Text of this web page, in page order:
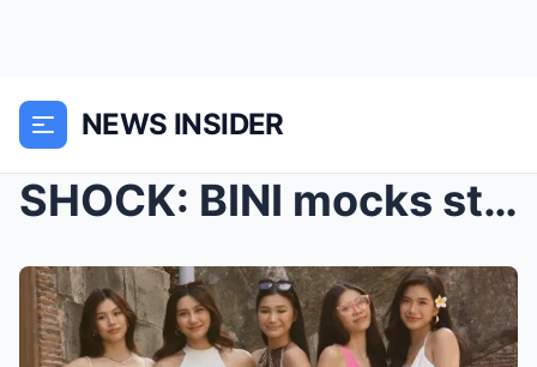
NEWS INSIDER
SHOCK: BINI mocks street food — sparks backlash fo...